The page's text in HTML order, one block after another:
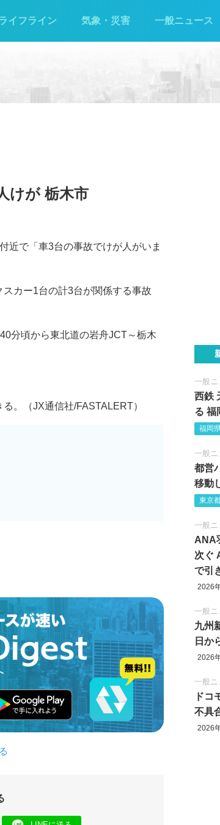
イフライン 気象・災害 一般ニュース
けが 栃木市
近で「車3台の事故でけが人がいま
カー1台の計3台が関係する事故
分頃から東北道の岩舟JCT～栃木
。（JX通信社/FASTALERT）
一般ニ
西鉄
る 福
福岡県
一般ニ
都営
移動
東京
一般ニ
ANA
次ぐ
で引
2026
一般ニ
九州
日か
2026
一般ニ
ドコ
不具
2026